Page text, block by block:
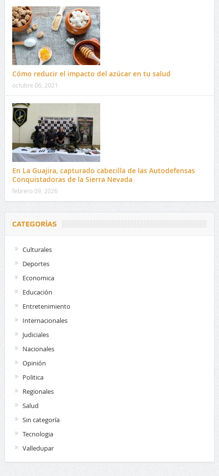
Cómo reducir el impacto del azúcar en tu salud
octubre 06, 2021
En La Guajira, capturado cabecilla de las Autodefensas
Conquistadoras de la Sierra Nevada
febrero 09, 2026
CATEGORÍAS
Culturales
Deportes
Economica
Educación
Entretenimiento
Internacionales
Judiciales
Nacionales
Opinión
Politica
Regionales
Salud
Sin categoría
Tecnologia
Valledupar